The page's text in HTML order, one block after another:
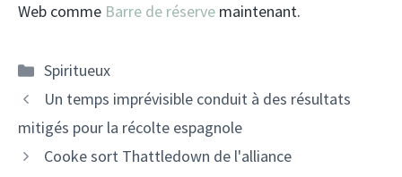
Web comme Barre de réserve maintenant.
Catégories
Spiritueux
Navigation
des
Un temps imprévisible conduit à des résultats
mitigés pour la récolte espagnole
Cooke sort Thattledown de l'alliance